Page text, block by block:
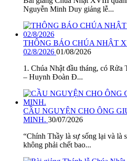
Nguyễn Minh Duy giảng lễ...
THÔNG BÁO CHÚA NHẬT
02/8/2026 01/08/2026
1. Chúa Nhật đầu tháng, có Rửa
– Huynh Đoàn Đ...
CẦU NGUYỆN CHO ÔNG
MINH. 30/07/2026
“Chính Thầy là sự sống lại và là
không phải chết bao...